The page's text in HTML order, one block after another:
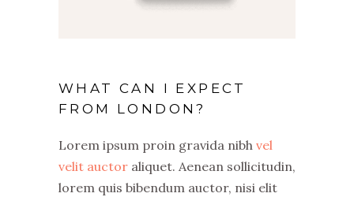
WHAT CAN I EXPECT
FROM LONDON?
Lorem ipsum proin gravida nibh vel
velit auctor aliquet. Aenean sollicitudin,
lorem quis bibendum auctor, nisi elit